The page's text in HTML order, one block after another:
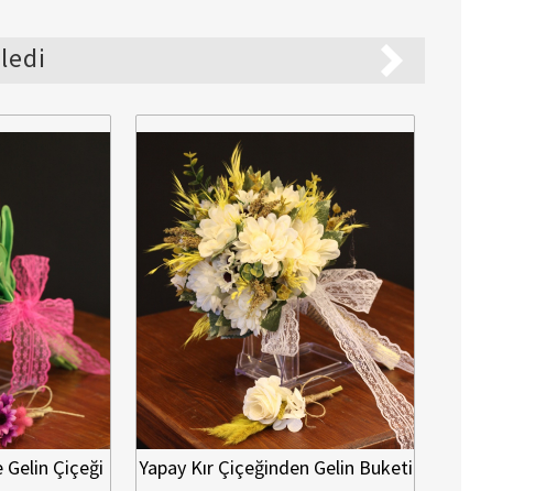
Gelin Çiçeği Yapay Kır Çiçeğinden Gelin Buketi